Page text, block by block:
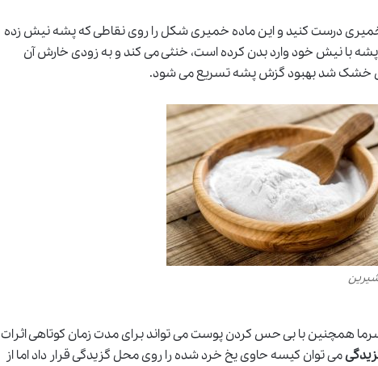
درست کنید و این ماده خمیری شکل را روی نقاطی که پشه نیش زده
پشه با نیش خود وارد بدن کرده است، خنثی می کند و به زودی خارش آن
خشک شد بهبود گزش پشه تسریع می شود.
همچنین با بی حس کردن پوست می تواند برای مدت زمان کوتاهی اثرات
می توان کیسه حاوی یخ خرد شده را روی محل گزیدگی قرار داد اما از